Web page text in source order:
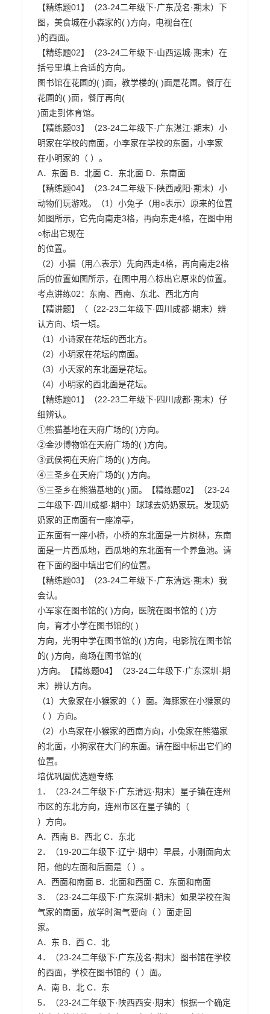
【精练题01】（23-24二年级下·广东茂名·期末）下
图，美食城在小森家的( )方向，电视台在(
)的西面。
【精练题02】（23-24二年级下·山西运城·期末）在
括号里填上合适的方向。
图书馆在花圃的( )面，教学楼的( )面是花圃。餐厅在
花圃的( )面，餐厅再向(
)面走到体育馆。
【精练题03】（23-24二年级下·广东湛江·期末）小
明家在学校的南面，小李家在学校的东面，小李家
在小明家的（ ）。
A．东面 B．北面 C．东北面 D．东南面
【精练题04】（23-24二年级下·陕西咸阳·期末）小
动物们玩游戏。（1）小兔子（用○表示）原来的位置
如图所示，它先向南走3格，再向东走4格，在图中用
○标出它现在
的位置。
（2）小猫（用△表示）先向西走4格，再向南走2格
后的位置如图所示，在图中用△标出它原来的位置。
考点讲练02：东南、西南、东北、西北方向
【精讲题】（（22-23二年级下·四川成都·期末）辨
认方向、填一填。
（1）小诗家在花坛的西北方。
（2）小玥家在花坛的南面。
（3）小天家的东北面是花坛。
（4）小明家的西北面是花坛。
【精练题01】（22-23二年级下·四川成都·期末）仔
细辨认。
①熊猫基地在天府广场的( )方向。
②金沙博物馆在天府广场的( )方向。
③武侯祠在天府广场的( )方向。
④三圣乡在天府广场的( )方向。
⑤三圣乡在熊猫基地的( )面。【精练题02】（23-24
二年级下·四川成都·期中）球球去奶奶家玩。发现奶
奶家的正南面有一座凉亭，
正东面有一座小桥，小桥的东北面是一片树林，东南
面是一片西瓜地，西瓜地的东北面有一个养鱼池。请
在下面的图中填出它们的位置。
【精练题03】（23-24二年级下·广东清远·期末）我
会认。
小军家在图书馆的( )方向，医院在图书馆的 ( )方
向，育才小学在图书馆的( )
方向，光明中学在图书馆的( )方向，电影院在图书馆
的( )方向，商场在图书馆的(
)方向。【精练题04】（23-24二年级下·广东深圳·期
末）辨认方向。
（1）大象家在小猴家的（ ）面。海豚家在小猴家的
（ ）方向。
（2）小鸟家在小猴家的西南方向，小兔家在熊猫家
的北面，小狗家在大门的东面。请在图中标出它们的
位置。
培优巩固优选题专练
1．（23-24二年级下·广东清远·期末）星子镇在连州
市区的东北方向，连州市区在星子镇的（
）方向。
A．西南 B．西北 C．东北
2．（19-20二年级下·辽宁·期中）早晨，小刚面向太
阳，他的左面和后面是（ ）。
A．西面和南面 B．北面和西面 C．东面和南面
3．（23-24二年级下·广东深圳·期末）如果学校在淘
气家的南面，放学时淘气要向（ ）面走回
家。
A．东 B．西 C．北
4．（23-24二年级下·广东茂名·期末）图书馆在学校
的西面，学校在图书馆的（ ）面。
A．南 B．北 C．东
5．（23-24二年级下·陕西西安·期末）根据一个确定